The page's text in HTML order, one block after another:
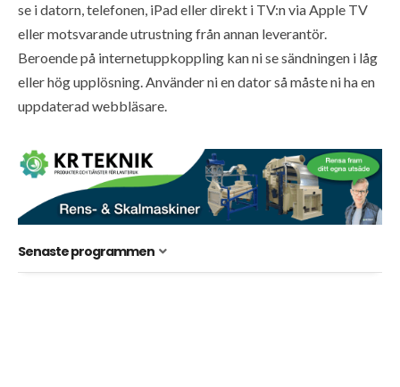
se i datorn, telefonen, iPad eller direkt i TV:n via Apple TV
eller motsvarande utrustning från annan leverantör.
Beroende på internetuppkoppling kan ni se sändningen i låg
eller hög upplösning. Använder ni en dator så måste ni ha en
uppdaterad webbläsare.
Senaste programmen